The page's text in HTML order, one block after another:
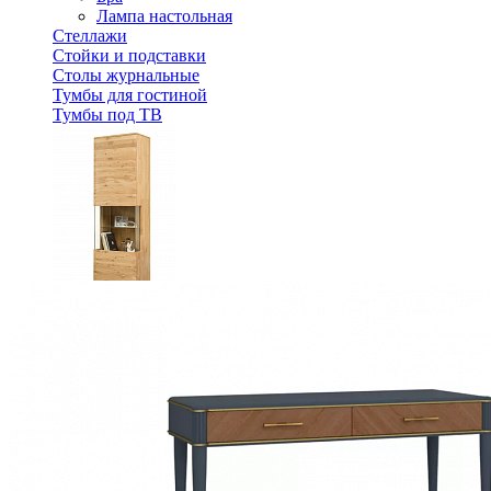
Лампа настольная
Стеллажи
Стойки и подставки
Столы журнальные
Тумбы для гостиной
Тумбы под ТВ
Деревянные кровати с подъемным механизмом
Кровати односпальные с подъемным механизмом
Кровати двуспальные с подъемным механизмом
Кровати полутороспальные с подъемным